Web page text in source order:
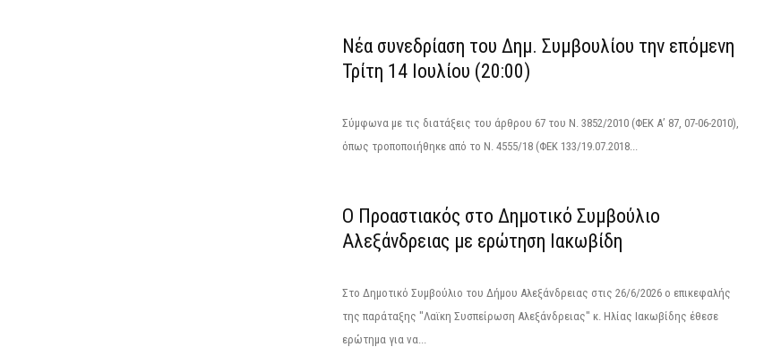
Νέα συνεδρίαση του Δημ. Συμβουλίου την επόμενη
Τρίτη 14 Ιουλίου (20:00)
Σύμφωνα με τις διατάξεις του άρθρου 67 του Ν. 3852/2010 (ΦΕΚ Α’ 87, 07-06-2010),
όπως τροποποιήθηκε από το N. 4555/18 (ΦΕΚ 133/19.07.2018...
Ο Προαστιακός στο Δημοτικό Συμβούλιο
Αλεξάνδρειας με ερώτηση Ιακωβίδη
Στο Δημοτικό Συμβούλιο του Δήμου Αλεξάνδρειας στις 26/6/2026 ο επικεφαλής
της παράταξης "Λαϊκη Συσπείρωση Αλεξάνδρειας" κ. Ηλίας Ιακωβίδης έθεσε
ερώτημα για να...